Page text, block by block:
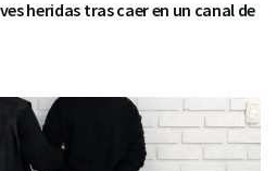
heridas tras caer en un canal de